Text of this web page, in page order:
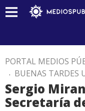
PORTAL MEDIOS
. BUENAS TARDES
Sergio
Secretaría